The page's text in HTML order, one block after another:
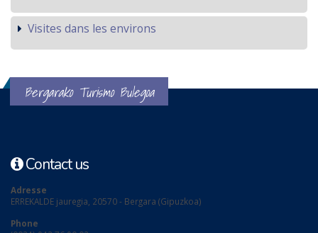
Visites dans les environs
Bergarako Turismo Bulegoa
Contact us
Adresse
ERREKALDE jauregia, 20570 - Bergara (Gipuzkoa)
Phone